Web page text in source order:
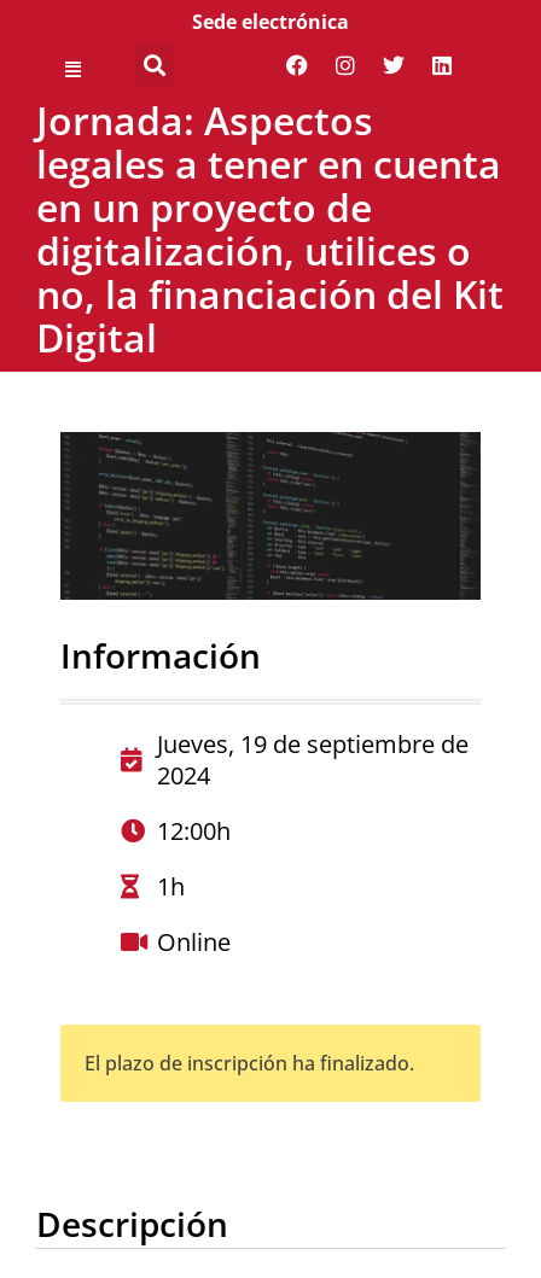
Sede electrónica
Jornada: Aspectos
legales a tener en cuenta
en un proyecto de
digitalización, utilices o
no, la financiación del Kit
Digital
Información
Jueves, 19 de septiembre de
2024
12:00h
1h
Online
El plazo de inscripción ha finalizado.
Descripción